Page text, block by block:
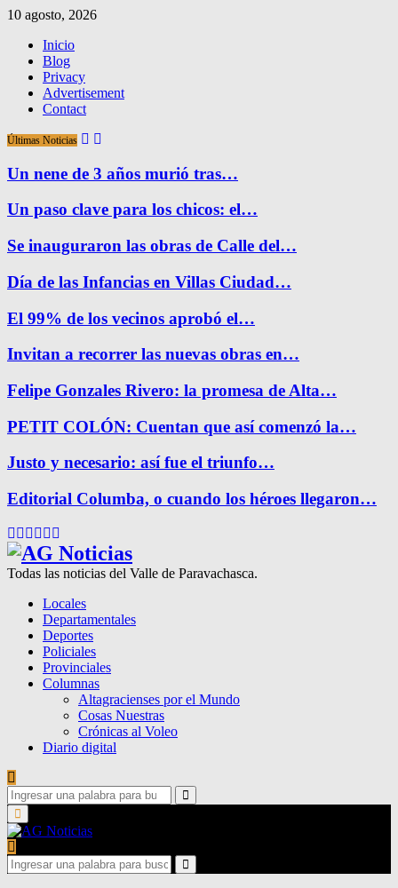
10 agosto, 2026
Inicio
Blog
Privacy
Advertisement
Contact
Últimas Noticias
Un nene de 3 años murió tras…
Un paso clave para los chicos: el…
Se inauguraron las obras de Calle del…
Día de las Infancias en Villas Ciudad…
El 99% de los vecinos aprobó el…
Invitan a recorrer las nuevas obras en…
Felipe Gonzales Rivero: la promesa de Alta…
PETIT COLÓN: Cuentan que así comenzó la…
Justo y necesario: así fue el triunfo…
Editorial Columba, o cuando los héroes llegaron…
Facebook
Twitter
Instagram
Pinterest
Google
Todas las noticias del Valle de Paravachasca.
Locales
Departamentales
Deportes
Policiales
Provinciales
Columnas
Altagracienses por el Mundo
Cosas Nuestras
Crónicas al Voleo
Diario digital
Search
for:
Search
Primary
Menu
Search
for:
Search